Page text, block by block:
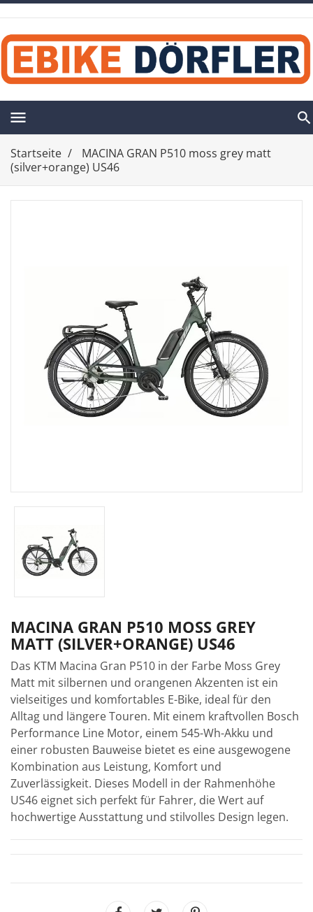
menu
Startseite
MACINA GRAN P510 moss grey matt
(silver+orange) US46
MACINA GRAN P510 MOSS GREY
MATT (SILVER+ORANGE) US46
Das KTM Macina Gran P510 in der Farbe Moss Grey
Matt mit silbernen und orangenen Akzenten ist ein
vielseitiges und komfortables E-Bike, ideal für den
Alltag und längere Touren. Mit einem kraftvollen Bosch
Performance Line Motor, einem 545-Wh-Akku und
einer robusten Bauweise bietet es eine ausgewogene
Kombination aus Leistung, Komfort und
Zuverlässigkeit. Dieses Modell in der Rahmenhöhe
US46 eignet sich perfekt für Fahrer, die Wert auf
hochwertige Ausstattung und stilvolles Design legen.